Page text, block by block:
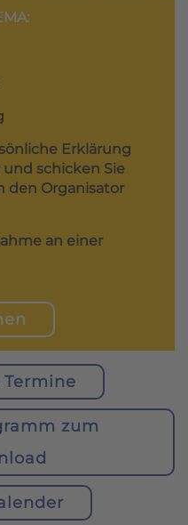
Erklärung
schicken Sie
den Organisator
an einer
zum